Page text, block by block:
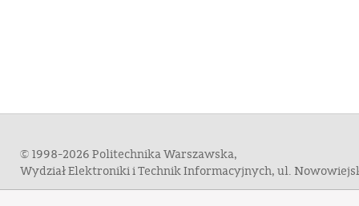
© 1998-2026 Politechnika Warszawska,
Wydział Elektroniki i Technik Informacyjnych, ul.